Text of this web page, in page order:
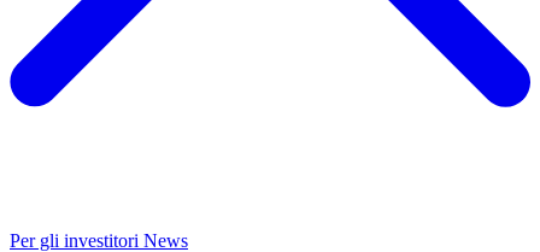
Per gli investitori News